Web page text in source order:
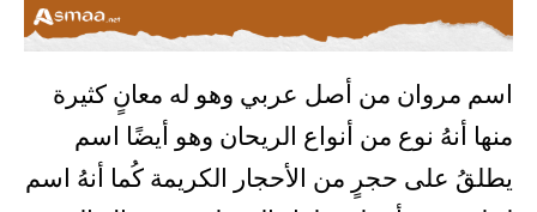
اسم مروان من أصل عربي وهو له معانٍ كثيرة
منها أنهُ نوع من أنواع الريحان وهو أيضًا اسم
يطلقُ على حجرٍ من الأحجار الكريمة كُما أنهُ اسم